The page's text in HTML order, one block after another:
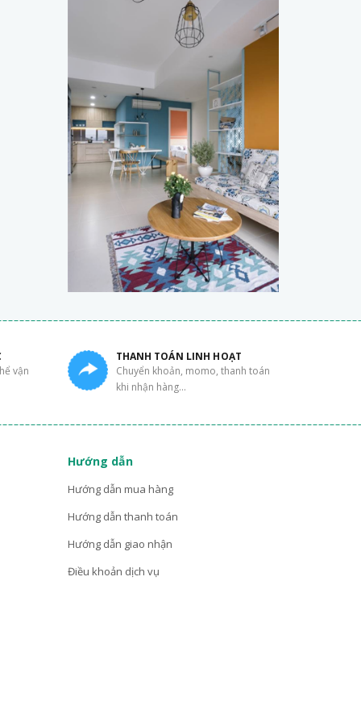
vận
THANH TOÁN LINH HOẠT
Chuyển khoản, momo, thanh toán
khi nhận hàng...
Hướng dẫn
Hướng dẫn mua hàng
Hướng dẫn thanh toán
Hướng dẫn giao nhận
Điều khoản dịch vụ